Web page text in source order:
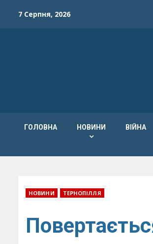
7 Серпня, 2026
ГОЛОВНА НОВИНИ ВІЙНА
НОВИНИ ТЕРНОПІЛЛЯ